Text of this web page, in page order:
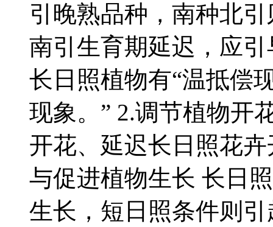
引晚熟品种，南种北
南引生育期延迟，应
长日照植物有“温抵偿
现象。” 2.调节植物开
开花、延迟长日照花
与促进植物生长 长日
生长，短日照条件则